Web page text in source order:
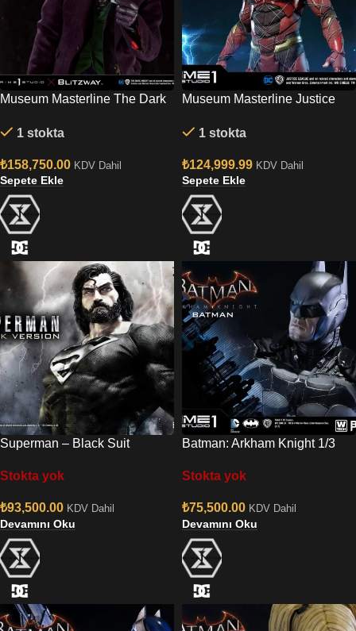
Museum Masterline The Dark
Bonus Version
1 stokta
₺158,750.00 KDV Dahil
Sepete Ekle
Museum Masterline Justice
by Prime 1 Studio
1 stokta
₺124,999.99 KDV Dahil
Sepete Ekle
Superman – Black Suit
Stokta yok
₺93,500.00 KDV Dahil
Devamını Oku
Batman: Arkham Knight 1/3
Stokta yok
₺75,500.00 KDV Dahil
Devamını Oku